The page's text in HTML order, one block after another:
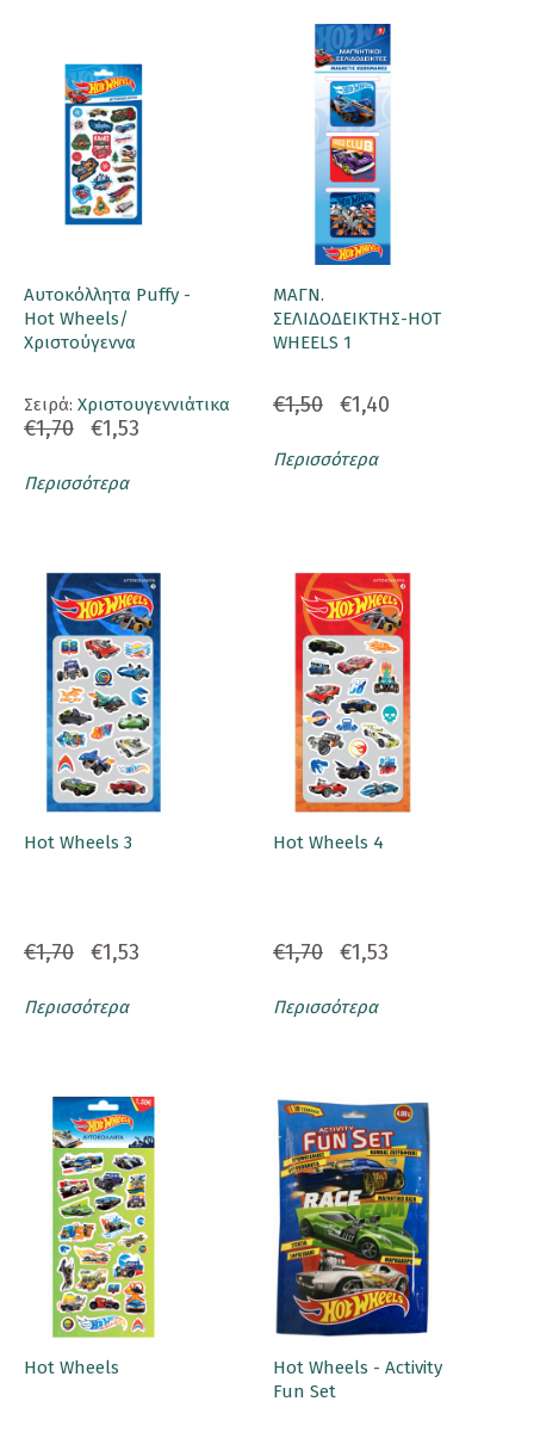
Αυτοκόλλητα Puffy -
Hot Wheels/
Χριστούγεννα
Σειρά: Χριστουγεννιάτικα
€1,70 €1,53
Περισσότερα
ΜΑΓΝ.
ΣΕΛΙΔΟΔΕΙΚΤΗΣ-HOT
WHEELS 1
€1,50 €1,40
Περισσότερα
Hot Wheels 3
€1,70 €1,53
Περισσότερα
Hot Wheels 4
€1,70 €1,53
Περισσότερα
Hot Wheels
Hot Wheels - Activity
Fun Set